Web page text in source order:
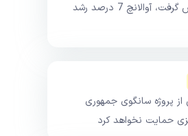
دلار را بازپس گرفت، آوالانچ 7 درصد رشد
از پروژه سانگوی جمهوری
حمایت نخواهد کرد